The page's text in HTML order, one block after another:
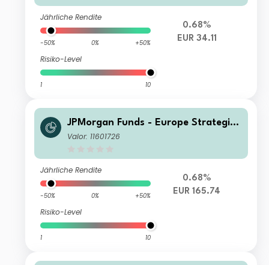
Jährliche Rendite
-50% 0% +50%
Risiko-Level
1 10
0.68%
EUR 34.11
JPMorgan Funds - Europe Strategic
Value Fund I2 (dist) EUR
Valor: 11601726
Jährliche Rendite
-50% 0% +50%
Risiko-Level
1 10
0.68%
EUR 165.74